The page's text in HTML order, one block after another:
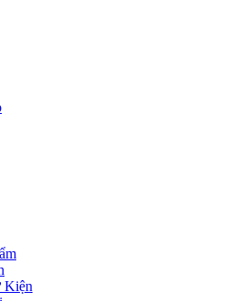
Kiện